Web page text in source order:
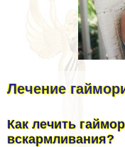
Лечение
Как лечить
вскармливания?